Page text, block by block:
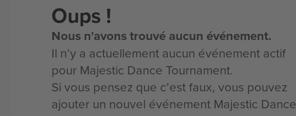
Oups !
Nous n'avons trouvé aucun événement.
Il n’y a actuellement aucun événement actif
pour Majestic Dance Tournament.
Si vous pensez que c’est faux, vous pouvez
ajouter un nouvel événement Majestic Dance